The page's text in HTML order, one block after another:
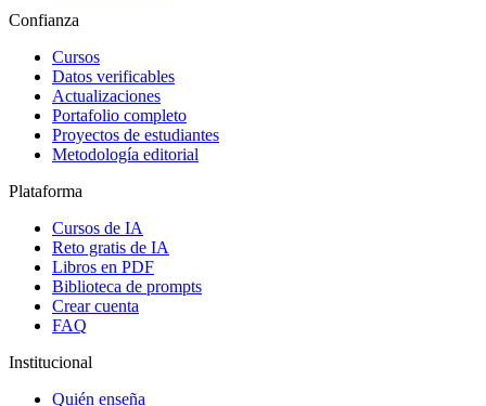
Confianza
Cursos
Datos verificables
Actualizaciones
Portafolio completo
Proyectos de estudiantes
Metodología editorial
Plataforma
Cursos de IA
Reto gratis de IA
Libros en PDF
Biblioteca de prompts
Crear cuenta
FAQ
Institucional
Quién enseña